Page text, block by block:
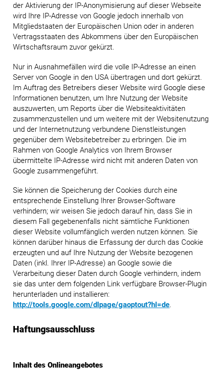
der Aktivierung der IP-Anonymisierung auf dieser Webseite
wird Ihre IP-Adresse von Google jedoch innerhalb von
Mitgliedstaaten der Europäischen Union oder in anderen
Vertragsstaaten des Abkommens über den Europäischen
Wirtschaftsraum zuvor gekürzt.
Nur in Ausnahmefällen wird die volle IP-Adresse an einen
Server von Google in den USA übertragen und dort gekürzt.
Im Auftrag des Betreibers dieser Website wird Google diese
Informationen benutzen, um Ihre Nutzung der Website
auszuwerten, um Reports über die Websiteaktivitäten
zusammenzustellen und um weitere mit der Websitenutzung
und der Internetnutzung verbundene Dienstleistungen
gegenüber dem Websitebetreiber zu erbringen. Die im
Rahmen von Google Analytics von Ihrem Browser
übermittelte IP-Adresse wird nicht mit anderen Daten von
Google zusammengeführt.
Sie können die Speicherung der Cookies durch eine
entsprechende Einstellung Ihrer Browser-Software
verhindern; wir weisen Sie jedoch darauf hin, dass Sie in
diesem Fall gegebenenfalls nicht sämtliche Funktionen
dieser Website vollumfänglich werden nutzen können. Sie
können darüber hinaus die Erfassung der durch das Cookie
erzeugten und auf Ihre Nutzung der Website bezogenen
Daten (inkl. Ihrer IP-Adresse) an Google sowie die
Verarbeitung dieser Daten durch Google verhindern, indem
sie das unter dem folgenden Link verfügbare Browser-Plugin
herunterladen und installieren:
http://tools.google.com/dlpage/gaoptout?hl=de.
Haftungsausschluss
Inhalt des Onlineangebotes